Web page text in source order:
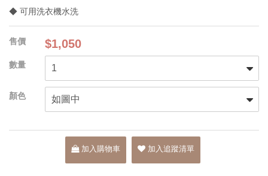
◆ 可用洗衣機水洗
$1,050
加入購物車 加入追蹤清單